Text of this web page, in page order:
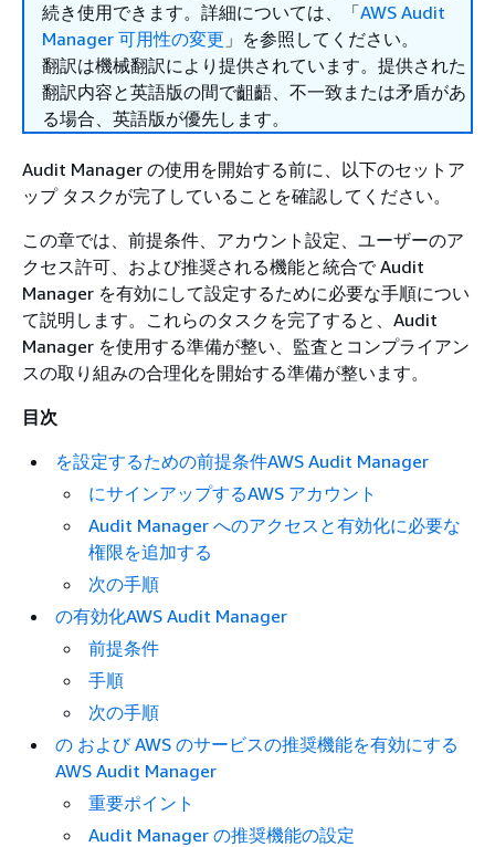
続き使用できます。詳細については、「AWS Audit
Manager 可用性の変更 」を参照してください。
翻訳は機械翻訳により提供されています。提供された
翻訳内容と英語版の間で齟齬、不一致または矛盾があ
る場合、英語版が優先します。
Audit Manager の使用を開始する前に、以下のセットア
ップ タスクが完了していることを確認してください。
この章では、前提条件、アカウント設定、ユーザーのア
クセス許可、および推奨される機能と統合で Audit
Manager を有効にして設定するために必要な手順につい
て説明します。これらのタスクを完了すると、Audit
Manager を使用する準備が整い、監査とコンプライアン
スの取り組みの合理化を開始する準備が整います。
目次
を設定するための前提条件AWS Audit Manager
にサインアップするAWS アカウント
Audit Manager へのアクセスと有効化に必要な
権限を追加する
次の手順
の有効化AWS Audit Manager
前提条件
手順
次の手順
の および AWS のサービスの推奨機能を有効にする
AWS Audit Manager
重要ポイント
Audit Manager の推奨機能の設定